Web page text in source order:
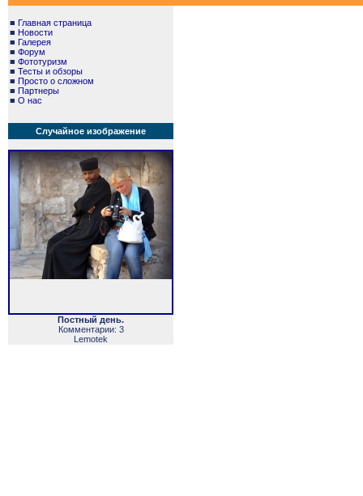
■ Главная страница
■ Новости
■ Галерея
■ Форум
■ Фототуризм
■ Тесты и обзоры
■ Просто о сложном
■ Партнеры
■ О нас
Случайное изображение
Постный день.
Комментарии: 3
Lemotek